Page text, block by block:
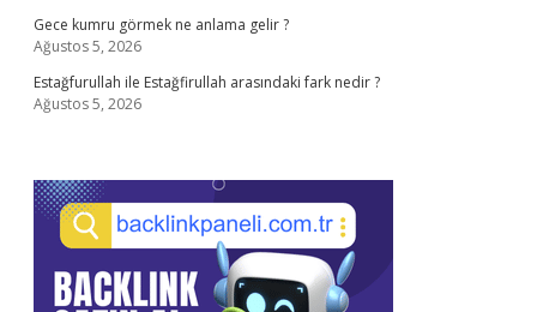
Gece kumru görmek ne anlama gelir ?
Ağustos 5, 2026
Estağfurullah ile Estağfirullah arasındaki fark nedir ?
Ağustos 5, 2026